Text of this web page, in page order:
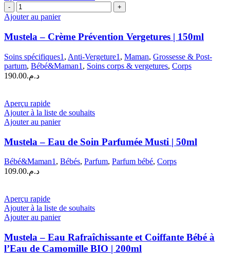
quantité
de
Mustela
–
Crème
Prévention
Vergetures
|
150ml
Ajouter au panier
Mustela – Crème Prévention Vergetures | 150ml
Soins spécifiques1 , Anti-Vergeture1 , Maman, Grossesse & Post-
partum, Bébé&Maman1 , Soins corps & vergetures, Corps
د.م.190.00
Aperçu rapide
Ajouter à la liste de souhaits
Ajouter au panier
Mustela – Eau de Soin Parfumée Musti | 50ml
Bébé&Maman1 , Bébés, Parfum, Parfum bébé, Corps
د.م.109.00
Aperçu rapide
Ajouter à la liste de souhaits
Ajouter au panier
Mustela – Eau Rafraîchissante et Coiffante Bébé à
l’Eau de Camomille BIO | 200ml